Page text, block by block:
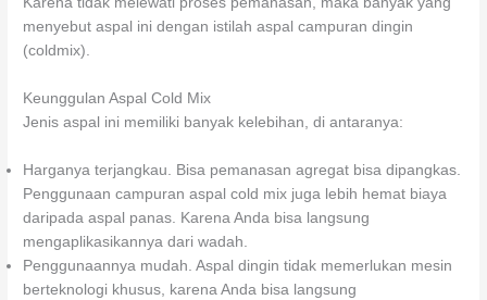
menyebut aspal ini dengan istilah aspal campuran dingin
(coldmix).
Keunggulan Aspal Cold Mix
Jenis aspal ini memiliki banyak kelebihan, di antaranya:
Harganya terjangkau. Bisa pemanasan agregat bisa dipangkas.
Penggunaan campuran aspal cold mix juga lebih hemat biaya
daripada aspal panas. Karena Anda bisa langsung
mengaplikasikannya dari wadah.
Penggunaannya mudah. Aspal dingin tidak memerlukan mesin
berteknologi khusus, karena Anda bisa langsung